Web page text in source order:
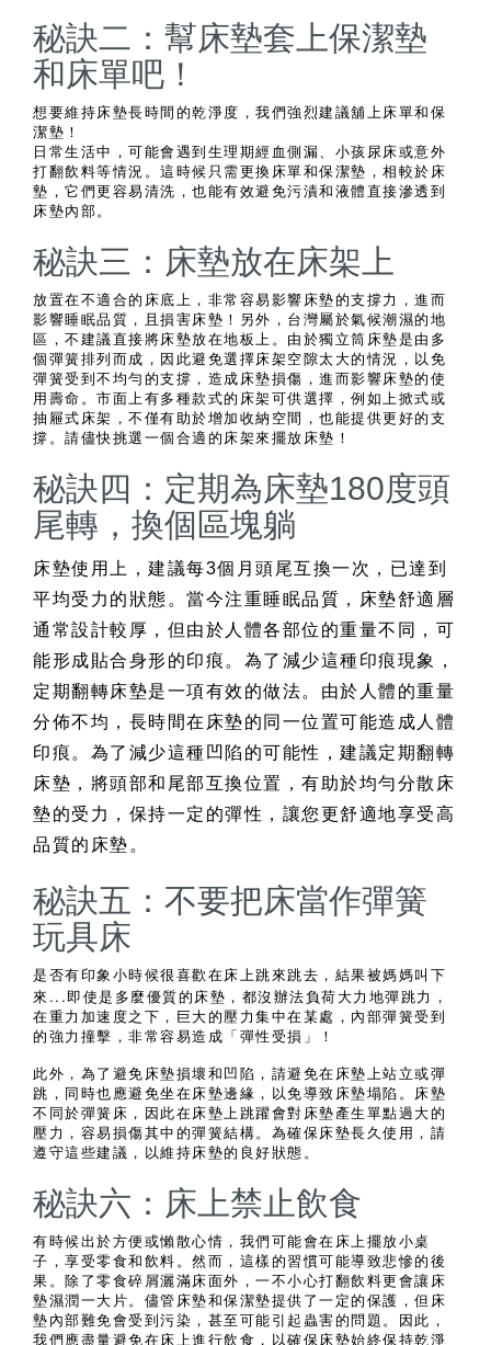
秘訣二：幫床墊套上保潔墊
和床單吧！
想要維持床墊長時間的乾淨度，我們強烈建議舖上床單和保
潔墊！
日常生活中，可能會遇到生理期經血側漏、小孩尿床或意外
打翻飲料等情況。這時候只需更換床單和保潔墊，相較於床
墊，它們更容易清洗，也能有效避免污漬和液體直接滲透到
床墊內部。
秘訣三：床墊放在床架上
放置在不適合的床底上，非常容易影響床墊的支撐力，進而
影響睡眠品質，且損害床墊！另外，台灣屬於氣候潮濕的地
區，不建議直接將床墊放在地板上。由於獨立筒床墊是由多
個彈簧排列而成，因此避免選擇床架空隙太大的情況，以免
彈簧受到不均勻的支撐，造成床墊損傷，進而影響床墊的使
用壽命。市面上有多種款式的床架可供選擇，例如上掀式或
抽屜式床架，不僅有助於增加收納空間，也能提供更好的支
撐。請儘快挑選一個合適的床架來擺放床墊！
秘訣四：定期為床墊180度頭
尾轉，換個區塊躺
床墊使用上，建議每3個月頭尾互換一次，已達到
平均受力的狀態。當今注重睡眠品質，床墊舒適層
通常設計較厚，但由於人體各部位的重量不同，可
能形成貼合身形的印痕。為了減少這種印痕現象，
定期翻轉床墊是一項有效的做法。由於人體的重量
分佈不均，長時間在床墊的同一位置可能造成人體
印痕。為了減少這種凹陷的可能性，建議定期翻轉
床墊，將頭部和尾部互換位置，有助於均勻分散床
墊的受力，保持一定的彈性，讓您更舒適地享受高
品質的床墊。
秘訣五：不要把床當作彈簧
玩具床
是否有印象小時候很喜歡在床上跳來跳去，結果被媽媽叫下
來 ... 即使是多麼優質的床墊，都沒辦法負荷大力地彈跳力，
在重力加速度之下，巨大的壓力集中在某處，內部彈簧受到
的強力撞擊，非常容易造成「彈性受損」！
此外，為了避免床墊損壞和凹陷，請避免在床墊上站立或彈
跳，同時也應避免坐在床墊邊緣，以免導致床墊塌陷。床墊
不同於彈簧床，因此在床墊上跳躍會對床墊產生單點過大的
壓力，容易損傷其中的彈簧結構。為確保床墊長久使用，請
遵守這些建議，以維持床墊的良好狀態。
秘訣六：床上禁止飲食
有時候出於方便或懶散心情，我們可能會在床上擺放小桌
子，享受零食和飲料。然而，這樣的習慣可能導致悲慘的後
果。除了零食碎屑灑滿床面外，一不小心打翻飲料更會讓床
墊濕潤一大片。儘管床墊和保潔墊提供了一定的保護，但床
墊內部難免會受到污染，甚至可能引起蟲害的問題。因此，
我們應盡量避免在床上進行飲食，以確保床墊始終保持乾淨